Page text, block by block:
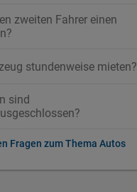
zweiten Fahrer einen
stundenweise mieten?
sind
Fragen zum Thema Autos